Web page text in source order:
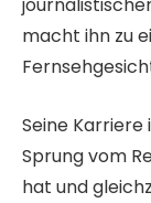
macht ihn zu
Seine
Sprung vom
hat und